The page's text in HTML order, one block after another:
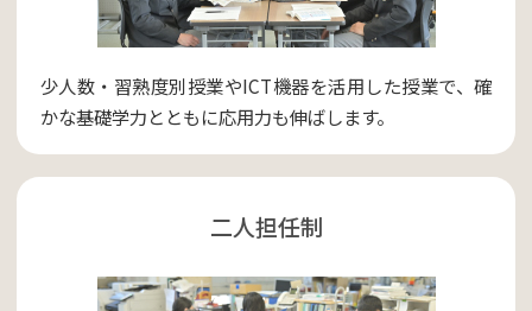
少人数・習熟度別授業やICT機器を活用した授業で、確
かな基礎学力とともに応用力も伸ばします。
二人担任制